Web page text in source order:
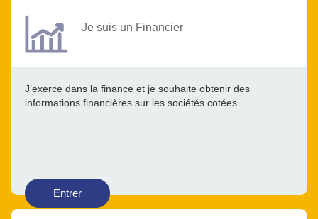
Je suis un Financier
J’exerce dans la finance et je souhaite obtenir des
informations financières sur les sociétés cotées.
Entrer